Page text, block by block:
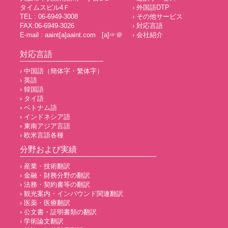
タイムスビル4Ｆ
TEL : 06-6949-3008
FAX:06-6949-3026
E-mail : aaint[a]aaint.com [a]☞＠
› 外国語DTP
› その他サービス
› 対応言語
› 会社紹介
対応言語
› 中国語（簡体字・繁体字）
› 英語
› 韓国語
› タイ語
› ベトナム語
› インドネシア語
› 東南アジア言語
› 欧米言語各種
分野および実績
› 産業・技術翻訳
› 金融・財務分野の翻訳
› 法務・契約書等の翻訳
› 観光案内・インバウンド関連翻訳
› 医薬・医療翻訳
› 公文書・証明書類の翻訳
› 学術論文翻訳